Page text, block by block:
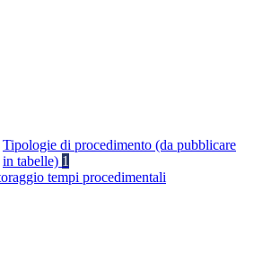
Tipologie di procedimento (da pubblicare
in tabelle) 1
tempi procedimentali